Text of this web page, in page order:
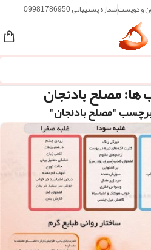
و دویستشماره پشتیبانی 09981786950
ها: مصلح بادنجان
"مصلح بادنجان"